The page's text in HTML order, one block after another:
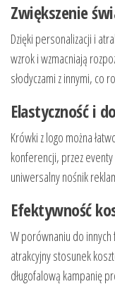
Zwiększenie
Dzięki personalizacji i
wzrok i wzmacniają
słodyczami z innymi, co
Elastyczność i
Krówki z logo można
konferencji, przez
uniwersalny nośnik
Efektywność
W porównaniu do
atrakcyjny stosunek
długofalową kampanię